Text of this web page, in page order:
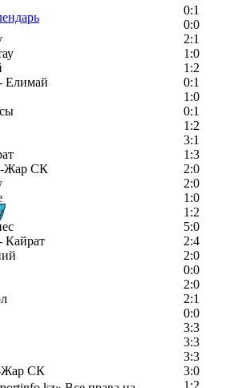
0:1
0:0
2:1
1:0
1:2
Елимай
0:1
1:0
0:1
1:2
3:1
1:3
Жар СК
2:0
2:0
1:0
1:2
5:0
2:4
2:0
0:0
2:0
2:1
0:0
3:3
3:3
3:3
Жар СК
3:0
сайт